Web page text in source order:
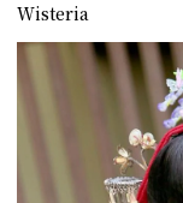
Wisteria